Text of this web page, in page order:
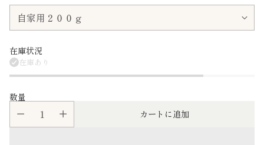
在庫状況
在庫あり
数量
カートに追加